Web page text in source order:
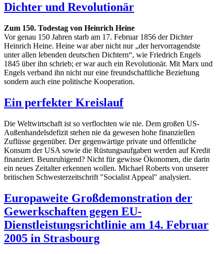
Dichter und Revolutionär
Zum 150. Todestag von Heinrich Heine
Vor genau 150 Jahren starb am 17. Februar 1856 der Dichter
Heinrich Heine. Heine war aber nicht nur „der hervorragendste
unter allen lebenden deutschen Dichtern“, wie Friedrich Engels
1845 über ihn schrieb; er war auch ein Revolutionär. Mit Marx und
Engels verband ihn nicht nur eine freundschaftliche Beziehung
sondern auch eine politische Kooperation.
Ein perfekter Kreislauf
Die Weltwirtschaft ist so verflochten wie nie. Dem großen US-
Außenhandelsdefizit stehen nie da gewesen hohe finanziellen
Zuflüsse gegenüber. Der gegenwärtige private und öffentliche
Konsum der USA sowie die Rüstungsaufgaben werden auf Kredit
finanziert. Beunruhigend? Nicht für gewisse Ökonomen, die darin
ein neues Zeitalter erkennen wollen. Michael Roberts von unserer
britischen Schwesterzeitschrift "Socialist Appeal" analysiert.
Europaweite Großdemonstration der
Gewerkschaften gegen EU-
Dienstleistungsrichtlinie am 14. Februar
2005 in Strasbourg